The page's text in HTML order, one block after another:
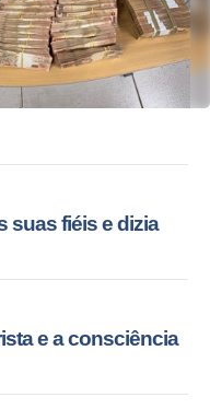
suas fiéis e dizia
e a consciência